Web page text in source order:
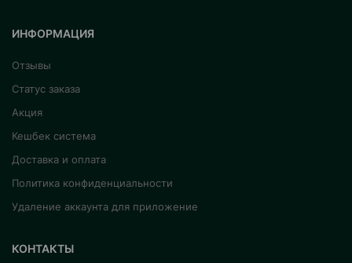
ИНФОРМАЦИЯ
Отзывы
Статус заказа
Акция
Кешбек система
Доставка и оплата
Политика конфиденциальности
Удаление аккаунта для приложение
КОНТАКТЫ